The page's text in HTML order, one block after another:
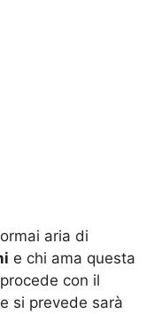
aria di
e chi ama questa
con il
si prevede sarà